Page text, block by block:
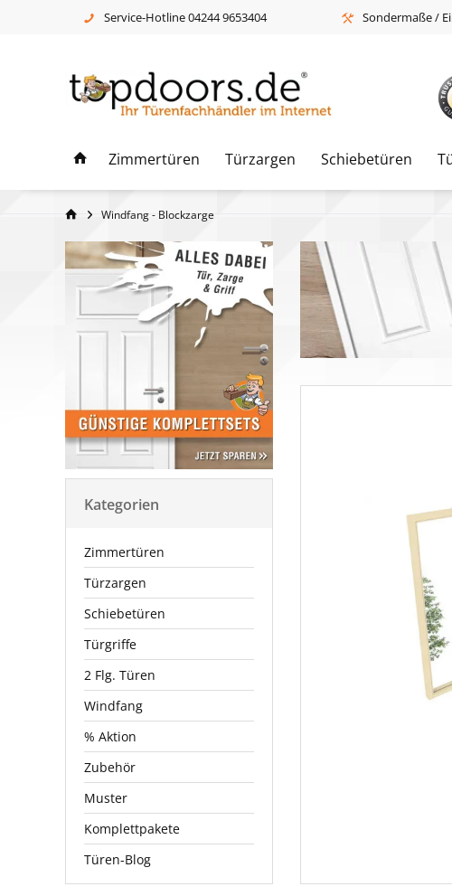
Service-Hotline 04244 9653404 Sondermaße /
Zimmertüren Türzargen Schiebetüren
Windfang - Blockzarge
Kategorien
Zimmertüren
Türzargen
Schiebetüren
Türgriffe
2 Flg. Türen
Windfang
% Aktion
Zubehör
Muster
Komplettpakete
Türen-Blog